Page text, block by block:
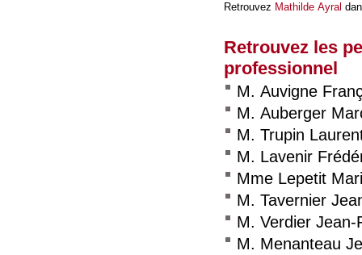
Retrouvez Mathilde Ayral
Retrouvez les
professionnel
M. Auvigne
M. Auberger
M. Trupin
M. Lavenir
Mme Lepetit
M. Tavernier
M. Verdier Jean-
M. Menanteau